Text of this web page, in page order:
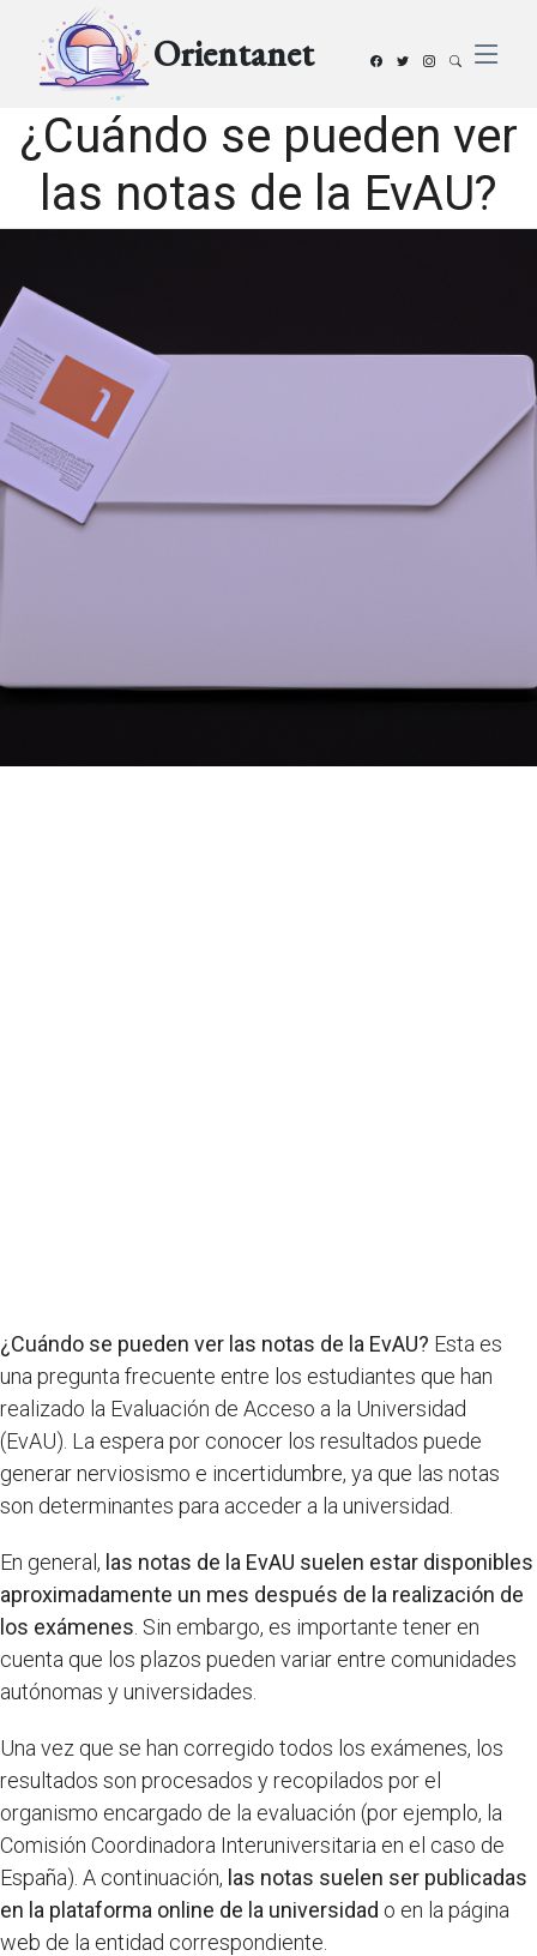
Orientanet
¿Cuándo se pueden ver
las notas de la EvAU?
¿Cuándo se pueden ver las notas de la EvAU? Esta es
una pregunta frecuente entre los estudiantes que han
realizado la Evaluación de Acceso a la Universidad
(EvAU). La espera por conocer los resultados puede
generar nerviosismo e incertidumbre, ya que las notas
son determinantes para acceder a la universidad.
En general, las notas de la EvAU suelen estar disponibles
aproximadamente un mes después de la realización de
los exámenes . Sin embargo, es importante tener en
cuenta que los plazos pueden variar entre comunidades
autónomas y universidades.
Una vez que se han corregido todos los exámenes, los
resultados son procesados y recopilados por el
organismo encargado de la evaluación (por ejemplo, la
Comisión Coordinadora Interuniversitaria en el caso de
España). A continuación, las notas suelen ser publicadas
en la plataforma online de la universidad o en la página
web de la entidad correspondiente.